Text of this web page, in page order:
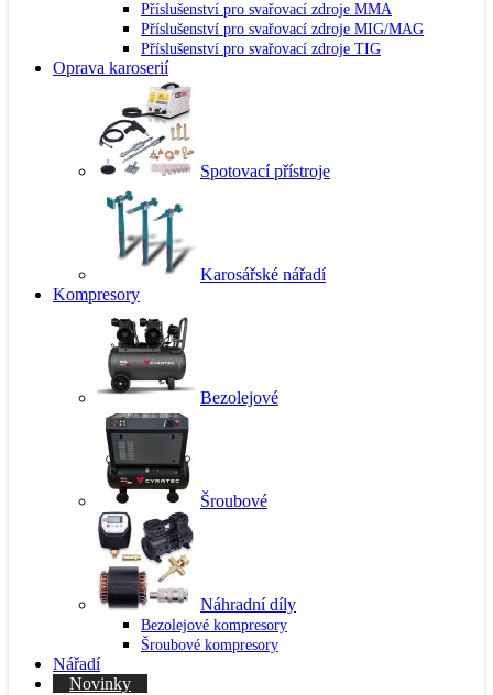
Příslušenství pro svařovací zdroje MMA
Příslušenství pro svařovací zdroje MIG/MAG
Příslušenství pro svařovací zdroje TIG
Oprava karoserií
Spotovací přístroje
Karosářské nářadí
Kompresory
Bezolejové
Šroubové
Náhradní díly
Bezolejové kompresory
Šroubové kompresory
Nářadí
Novinky